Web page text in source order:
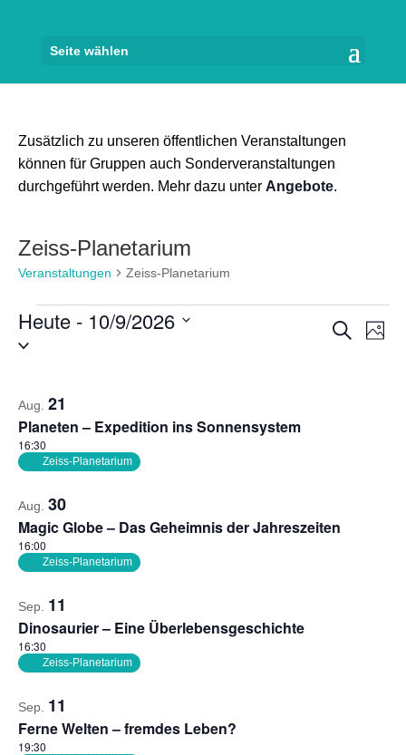
Seite wählen
Zusätzlich zu unseren öffentlichen Veranstaltungen
können für Gruppen auch Sonderveranstaltungen
durchgeführt werden. Mehr dazu unter Angebote.
Zeiss-Planetarium
Veranstaltungen Zeiss-Planetarium
Veranstaltungen Suche
Foto
Heute - 10/9/2026
Datum
of
Veranstaltungen
in
Photo
View
Aug. 21
Planeten – Expedition ins Sonnensystem
16:30
Zeiss-Planetarium
Aug. 30
Magic Globe – Das Geheimnis der Jahreszeiten
16:00
Zeiss-Planetarium
Sep. 11
Dinosaurier – Eine Überlebensgeschichte
16:30
Zeiss-Planetarium
Sep. 11
Ferne Welten – fremdes Leben?
19:30